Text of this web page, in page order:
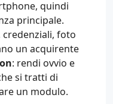
quindi
principale.
credenziali, foto
un acquirente
: rendi ovvio e
si tratti di
un modulo.